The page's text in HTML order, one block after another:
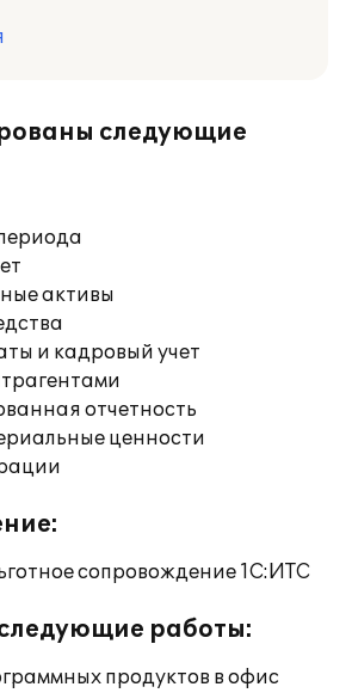
следующие
активы
и кадровый учет
отчетность
ценности
сопровождение 1С:ИТС
работы:
продуктов в офис